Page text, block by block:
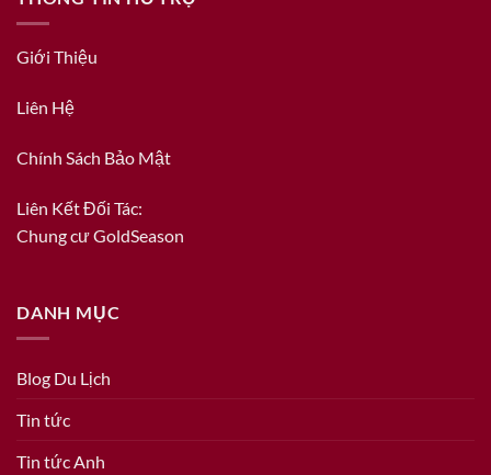
Giới Thiệu
Liên Hệ
Chính Sách Bảo Mật
Liên Kết Đối Tác:
Chung cư GoldSeason
DANH MỤC
Blog Du Lịch
Tin tức
Tin tức Anh